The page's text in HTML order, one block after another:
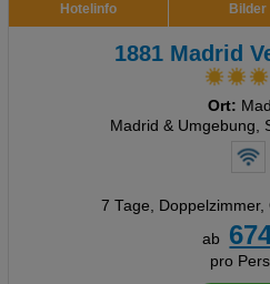
Hotelinfo Bilder
1881 Madrid
Ort:
Madrid & Umgebung,
7 Tage,
ab
pro